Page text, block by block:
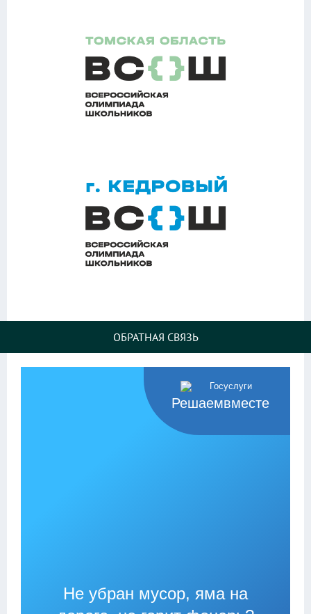
ОБРАТНАЯ СВЯЗЬ
Решаемвместе
Не убран мусор, яма на